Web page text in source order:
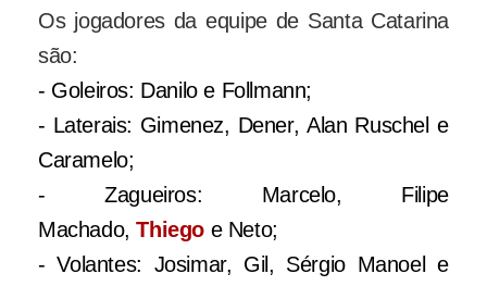
Os jogadores da equipe de Santa Catarina
são:
- Goleiros: Danilo e Follmann;
- Laterais: Gimenez, Dener, Alan Ruschel e
Caramelo;
- Zagueiros: Marcelo, Filipe
Machado, Thiego e Neto;
- Volantes: Josimar, Gil, Sérgio Manoel e